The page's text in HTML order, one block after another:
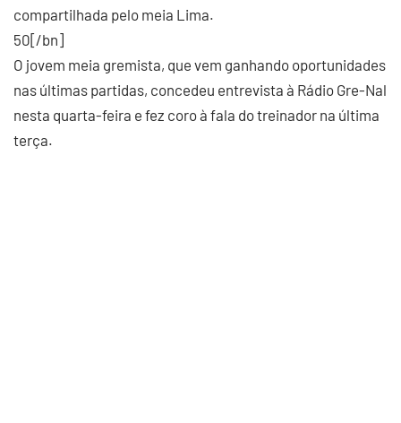
compartilhada pelo meia Lima.
50[/bn]
O jovem meia gremista, que vem ganhando oportunidades
nas últimas partidas, concedeu entrevista à Rádio Gre-Nal
nesta quarta-feira e fez coro à fala do treinador na última
terça.